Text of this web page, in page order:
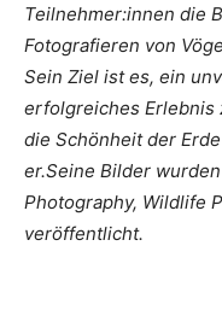
Teilnehmer:innen die
Fotografieren von
Sein Ziel ist es, ein
erfolgreiches Erlebnis
die Schönheit der
er.Seine Bilder
Photography, Wildlife
veröffentlicht.